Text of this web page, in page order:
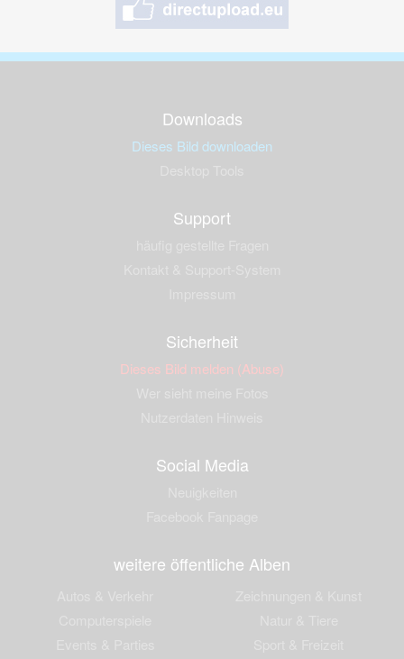
Downloads
Dieses Bild downloaden
Support
Sicherheit
Dieses Bild melden (Abuse)
Social Media
weitere öffentliche Alben